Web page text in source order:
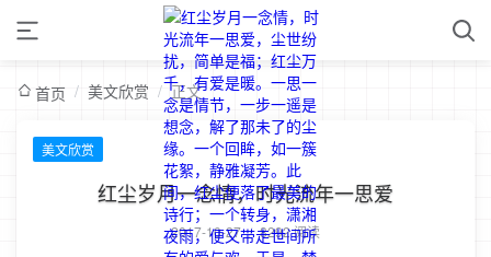
首页 / 美文欣赏 / 正文
美文欣赏
红尘岁月一念情，时光流年一思爱
2017-10-27 / 8292 阅读